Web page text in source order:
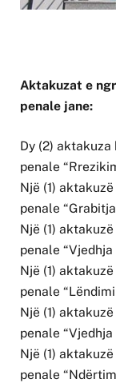
Aktakuzat e
penale jane:
Dy (2) aktakuza
penale
Një (1)
penale
Një (1)
penale “Vjedhja
Një (1)
penale
Një (1)
penale “Vjedhja
Një (1)
penale